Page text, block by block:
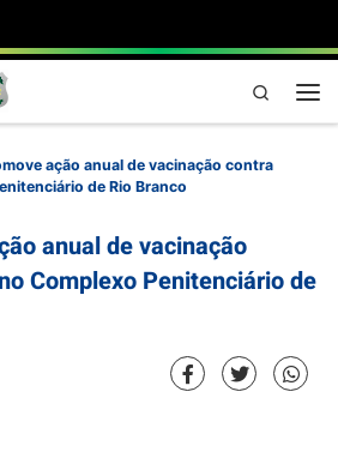
Pesquisa
ação anual de vacinação contra
de Rio Branco
anual de vacinação
Complexo Penitenciário de